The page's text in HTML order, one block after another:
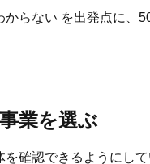
らない を出発点に、
業を選ぶ
確認できるようにして